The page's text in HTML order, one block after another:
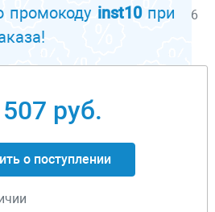
6
промокоду inst10при
руб.
о поступлении